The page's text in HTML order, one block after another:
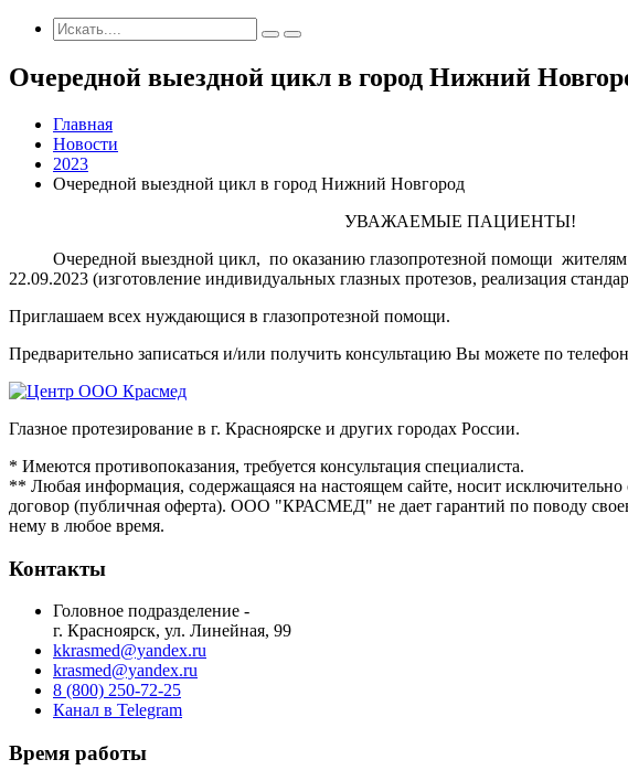
Очередной выездной цикл в город Нижний
Главная
Новости
2023
Очередной выездной цикл в город Нижний Новгород
УВАЖАЕМЫЕ ПАЦИЕНТЫ!
Очередной выездной цикл, по оказанию глазопротезной помощи жителям
22.09.2023 (изготовление индивидуальных глазных протезов, реализация
Приглашаем всех нуждающися в глазопротезной помощи.
Предварительно записаться и/или получить консультацию Вы можете по
Глазное протезирование в г. Красноярске и других городах России.
* Имеются противопоказания, требуется консультация специалиста.
** Любая информация, содержащаяся на настоящем сайте, носит
договор (публичная оферта). ООО "КРАСМЕД" не дает гарантий по поводу
нему в любое время.
Контакты
Головное подразделение -
г. Красноярск, ул. Линейная, 99
kkrasmed@yandex.ru
krasmed@yandex.ru
8 (800) 250-72-25
Канал в Telegram
Время работы